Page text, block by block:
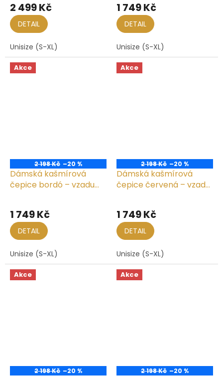
2 499 Kč
DETAIL
Unisize (S-XL)
1 749 Kč
DETAIL
Unisize (S-XL)
Akce
2 198 Kč –20 %
Dámská kašmírová
čepice bordó – vzadu
1 749 Kč
DETAIL
Unisize (S-XL)
Akce
2 198 Kč –20 %
Dámská kašmírová
čepice červená – vzadu
1 749 Kč
DETAIL
Unisize (S-XL)
Akce
2 198 Kč –20 %
Akce
2 198 Kč –20 %